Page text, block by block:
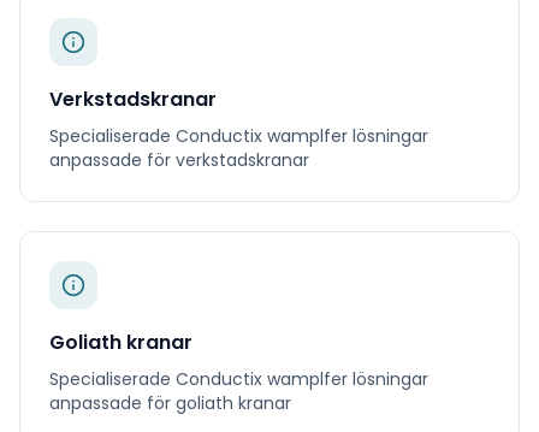
Verkstadskranar
Specialiserade Conductix wamplfer lösningar
anpassade för verkstadskranar
Goliath kranar
Specialiserade Conductix wamplfer lösningar
anpassade för goliath kranar